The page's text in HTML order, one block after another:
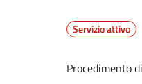
Servizio attivo
Procedimento